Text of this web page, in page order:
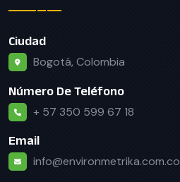
Ciudad
Bogotá, Colombia
Número De Teléfono
+ 57 350 599 67 18
Email
info@environmetrika.com.co